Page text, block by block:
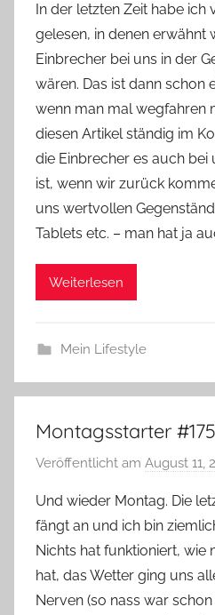
In der letzten Zeit habe ich
gelesen, in denen erwähnt
Einbrecher bei uns in der
wären. Das ist dann schon
wenn man mal wegfahren
diesen Artikel ständig im
die Einbrecher es auch bei
ist, wenn wir zurück
uns wertvollen
Tablets etc. – man hat ja
Weiterlesen
Mein Lifestyle
Montagsstarter #175
Veröffentlicht am August 11,
Und wieder Montag. Die
fängt an und ich bin
Nichts hat funktioniert, wie
hat, das Wetter ging uns
Nerven (so nass war